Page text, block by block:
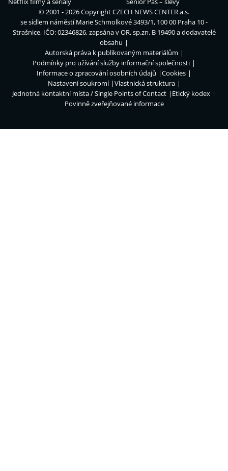
© 2001 - 2026 CopyrightCZECH NEWS CENTER a.s.
se sídlem náměstí Marie Schmolkové 3493/1, 100 00 Praha 10 -
Strašnice, IČO: 02346826, zapsána v OR, sp.zn. B 19490 a dodavatelé
obsahu
Autorská práva k publikovaným materiálům
Podmínky pro užívání služby informační společnosti
Informace o zpracování osobních údajů
Cookies
Nastavení soukromí
Vlastnická struktura
Jednotná kontaktní místa / Single Points of Contact
Etický kodex
Povinně zveřejňované informace